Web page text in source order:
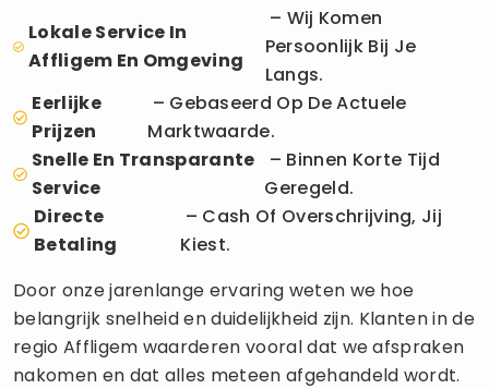
Lokale Service In
Affligem En Omgeving
– Wij Komen
Persoonlijk Bij Je
Langs.
Eerlijke
Prijzen
– Gebaseerd Op De Actuele
Marktwaarde.
Snelle En Transparante
Service
– Binnen Korte Tijd
Geregeld.
Directe
Betaling
– Cash Of Overschrijving, Jij
Kiest.
Door onze jarenlange ervaring weten we hoe
belangrijk snelheid en duidelijkheid zijn. Klanten in de
regio Affligem waarderen vooral dat we afspraken
nakomen en dat alles meteen afgehandeld wordt.